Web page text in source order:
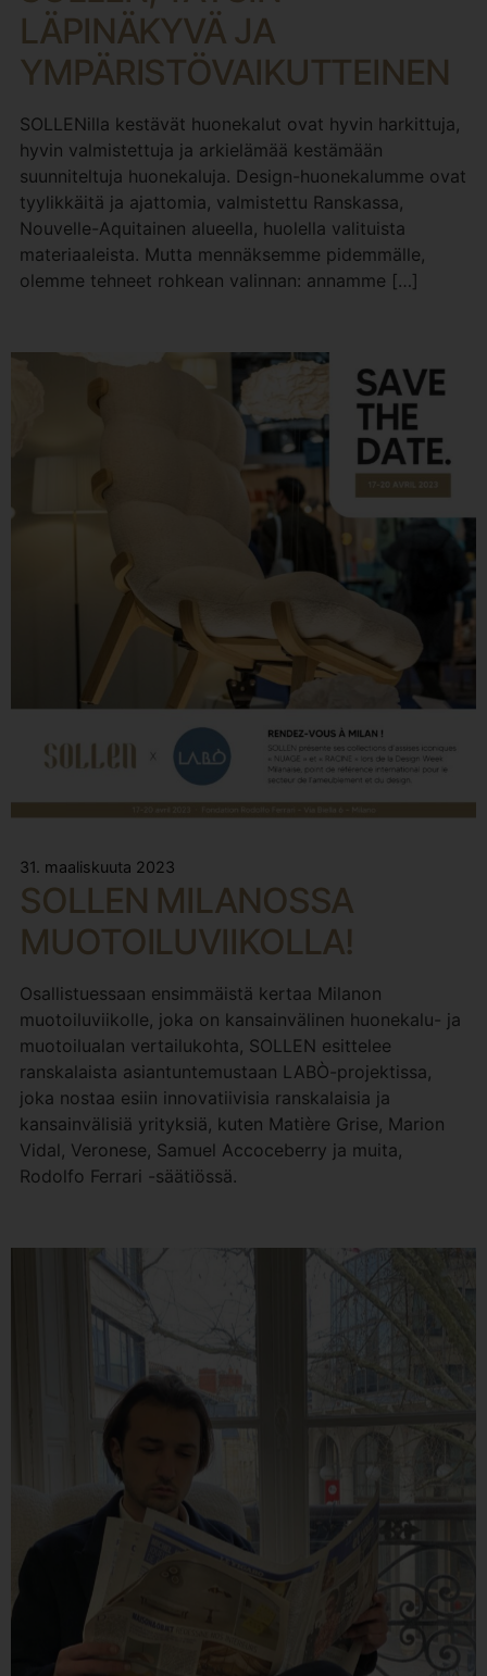
LÄPINÄKYVÄ JA
YMPÄRISTÖVAIKUTTEINEN
SOLLENilla kestävät huonekalut ovat hyvin harkittuja,
hyvin valmistettuja ja arkielämää kestämään
suunniteltuja huonekaluja. Design-huonekalumme ovat
tyylikkäitä ja ajattomia, valmistettu Ranskassa,
Nouvelle-Aquitainen alueella, huolella valituista
materiaaleista. Mutta mennäksemme pidemmälle,
olemme tehneet rohkean valinnan: annamme […]
31. maaliskuuta 2023
SOLLEN MILANOSSA
MUOTOILUVIIKOLLA!
Osallistuessaan ensimmäistä kertaa Milanon
muotoiluviikolle, joka on kansainvälinen huonekalu- ja
muotoilualan vertailukohta, SOLLEN esittelee
ranskalaista asiantuntemustaan LABÒ-projektissa,
joka nostaa esiin innovatiivisia ranskalaisia ja
kansainvälisiä yrityksiä, kuten Matière Grise, Marion
Vidal, Veronese, Samuel Accoceberry ja muita,
Rodolfo Ferrari -säätiössä.